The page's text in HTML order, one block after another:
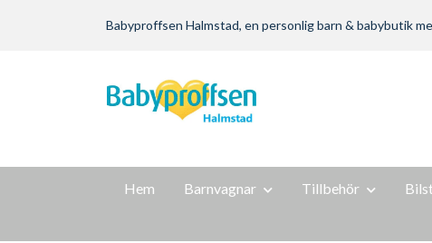
Babyproffsen Halmstad, en personlig barn & babybutik
Hem Barnvagnar Tillbehör